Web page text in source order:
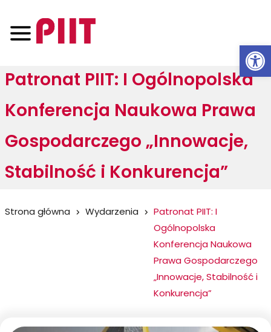
Patronat PIIT: I Ogólnopolska
Konferencja Naukowa Prawa
Gospodarczego „Innowacje,
Stabilność i Konkurencja”
Jesteś
Strona główna Wydarzenia
Patronat PIIT: I
Ogólnopolska
Konferencja Naukowa
Prawa Gospodarczego
„Innowacje, Stabilność i
Konkurencja”